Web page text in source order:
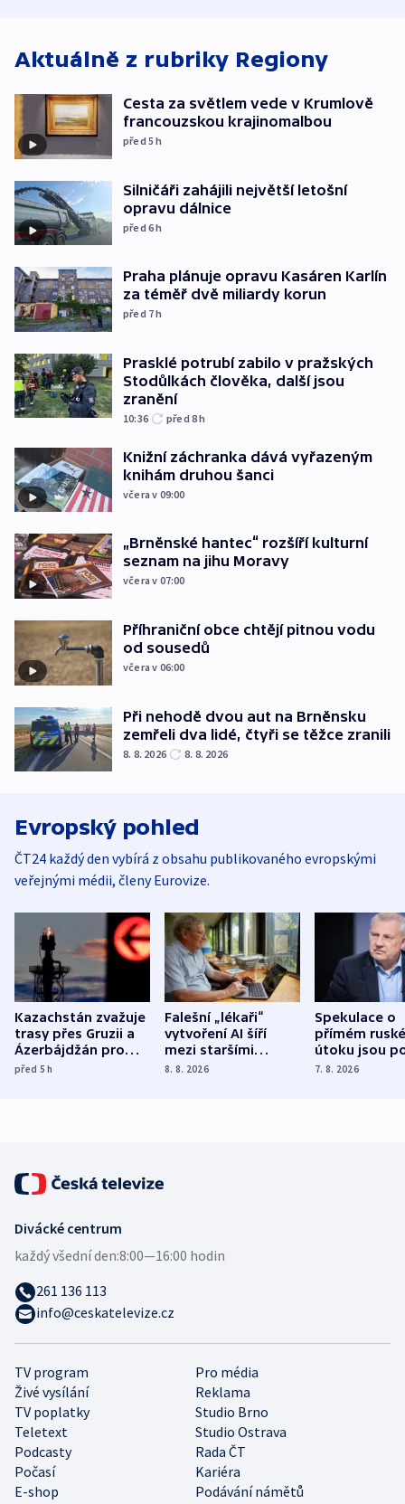
Aktuálně z rubriky Regiony
Cesta za světlem vede v Krumlově
francouzskou krajinomalbou
před 5h
Silničáři zahájili největší letošní
opravu dálnice
před 6h
Praha plánuje opravu Kasáren Karlín
za téměř dvě miliardy korun
před 7h
Prasklé potrubí zabilo v pražských
Stodůlkách člověka, další jsou
zranění
10:36 před 8h
Knižní záchranka dává vyřazeným
knihám druhou šanci
včera v 09:00
„Brněnské hantec“ rozšíří kulturní
seznam na jihu Moravy
včera v 07:00
Příhraniční obce chtějí pitnou vodu
od sousedů
včera v 06:00
Při nehodě dvou aut na Brněnsku
zemřeli dva lidé, čtyři se těžce zranili
8. 8. 2026 8. 8. 2026
Evropský pohled
ČT24 každý den vybírá z obsahu publikovaného evropskými
veřejnými médii, členy Eurovize.
Kazachstán zvažuje
trasy přes Gruzii a
Ázerbájdžán pro
vývoz ropy do
před 5h
Falešní „lékaři“
vytvoření AI šíří
mezi staršími
Poláky nebezpečné
8. 8. 2026
Spekulace o
přímém
útoku jsou
míní
7. 8. 2026
TV program
Pro média
Živé vysílání
Reklama
TV poplatky
Studio Brno
Teletext
Studio Ostrava
Podcasty
Rada ČT
Počasí
Kariéra
E-shop
Podávání námětů
Divácké centrum
každý všední den:8:00—16:00 hodin
261 136 113
info@ceskatelevize.cz